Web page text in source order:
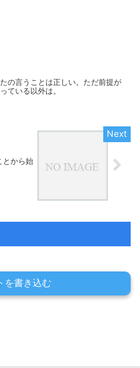
の言うことは正しい。ただ前提が
ている以外は。
とから始
を書き込む